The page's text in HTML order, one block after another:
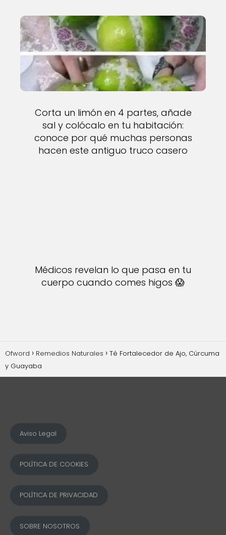
Corta un limón en 4 partes, añade
sal y colócalo en tu habitación:
conoce por qué muchas personas
hacen este antiguo truco casero
Médicos revelan lo que pasa en tu
cuerpo cuando comes higos 😱
Ofword Remedios Naturales
Té Fortalecedor de Ajo, Cúrcuma
y Guayaba
Aviso Legal
POLÍTICA DE COOKIES
POLÍTICA DE PRIVACIDAD
SOBRE NOSOTROS